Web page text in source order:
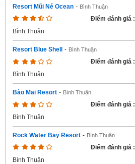
Resort Mũi Né Ocean - Bình Thuận
Điểm đánh giá :
Bình Thuận
Resort Blue Shell - Bình Thuận
Điểm đánh giá :
Bình Thuận
Bào Mai Resort - Bình Thuận
Điểm đánh giá :
Bình Thuận
Rock Water Bay Resort - Bình Thuận
Điểm đánh giá :
Bình Thuận